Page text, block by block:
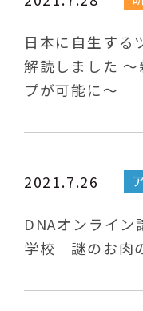
日本に自生する
解読しました
プが可能に～
2021.7.26
DNAオンライン
学校 謎のお肉